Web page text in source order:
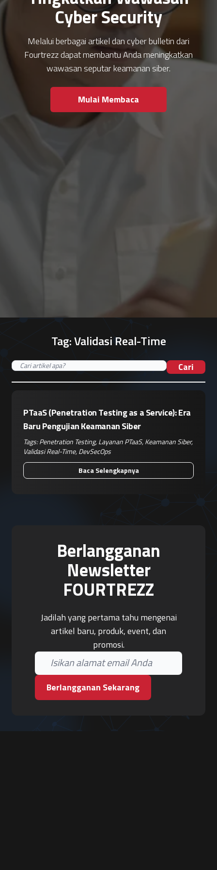
Cyber Security
Melalui berbagai artikel dan cyber bulletin dari
Fourtrezz dapat membantu Anda meningkatkan
wawasan seputar keamanan siber.
Mulai Membaca
Tag:Validasi Real-Time
Cari
PTaaS (Penetration Testing as a Service): Era
Baru Pengujian Keamanan Siber
Tags:Penetration Testing,Layanan PTaaS,Keamanan Siber,
Validasi Real-Time,DevSecOps
Baca Selengkapnya
Berlangganan
Newsletter
FOURTREZZ
Jadilah yang pertama tahu mengenai
artikel baru, produk, event, dan
promosi.
Berlangganan Sekarang